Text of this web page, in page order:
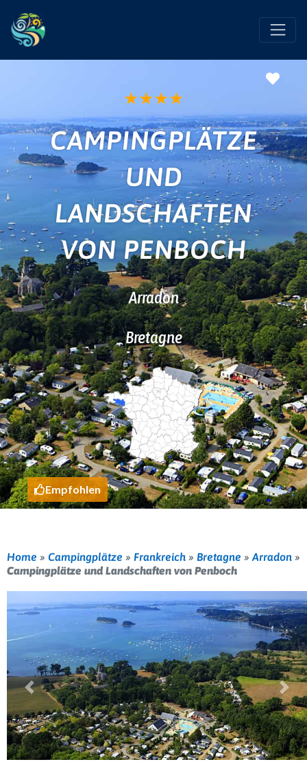
★★★★
CAMPINGPLÄTZE
UND
LANDSCHAFTEN
VON PENBOCH
Arradon
Bretagne
Empfohlen
Home » Campingplätze » Frankreich » Bretagne » Arradon »
Campingplätze und Landschaften von Penboch
Vorherige